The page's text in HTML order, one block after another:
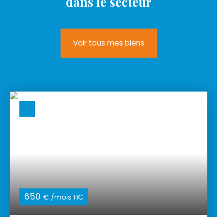
Voir tous mes biens
650 € /mois HC